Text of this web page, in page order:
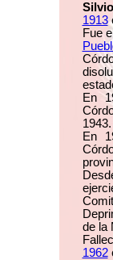
1913
Fue
En
1943.
En
de la
1962